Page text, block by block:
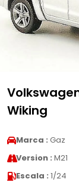
Wiking
Marca : Gaz
Version : M21
Escala : 1/24